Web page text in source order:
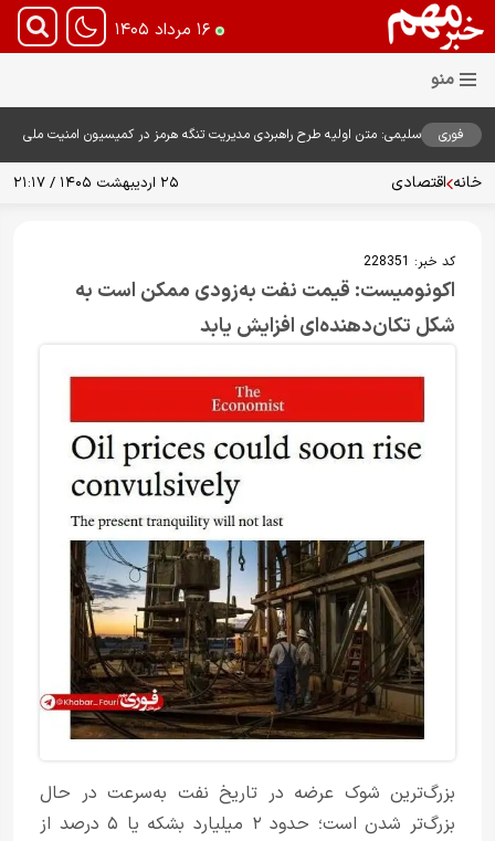
۱۶ مرداد ۱۴۰۵
فوری
سلیمی: متن اولیه طرح راهبردی مدیریت تنگه هرمز در کمیسیون امنیت ملی
خانه اقتصادی ۲۵ اردیبهشت ۱۴۰۵ / ۲۱:۱۷
کد خبر: 228351
اکونومیست: قیمت نفت به‌زودی ممکن است به
شکل تکان‌دهنده‌ای افزایش یابد
بزرگ‌ترین شوک عرضه در تاریخ نفت به‌سرعت در حال
بزرگ‌تر شدن است؛ حدود ۲ میلیارد بشکه یا ۵ درصد از